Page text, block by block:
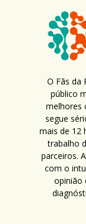
O Fãs da
público
melhores
segue
mais de 12
trabalho
parceiros.
com o
opinião